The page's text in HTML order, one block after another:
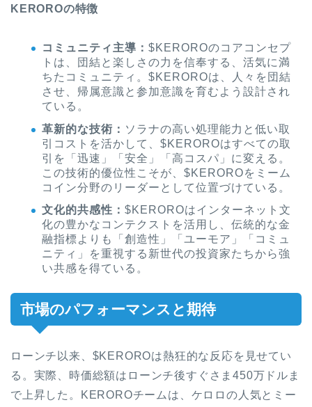
KEROROの特徴
コミュニティ主導： $KEROROのコアコンセプ
トは、団結と楽しさの力を信奉する、活気に満
ちたコミュニティ。$KEROROは、人々を団結
させ、帰属意識と参加意識を育むよう設計され
ている。
革新的な技術： ソラナの高い処理能力と低い取
引コストを活かして、$KEROROはすべての取
引を「迅速」「安全」「高コスパ」に変える。
この技術的優位性こそが、$KEROROをミーム
コイン分野のリーダーとして位置づけている。
文化的共感性： $KEROROはインターネット文
化の豊かなコンテクストを活用し、伝統的な金
融指標よりも「創造性」「ユーモア」「コミュ
ニティ」を重視する新世代の投資家たちから強
い共感を得ている。
市場のパフォーマンスと期待
ローンチ以来、$KEROROは熱狂的な反応を見せてい
る。実際、時価総額はローンチ後すぐさま450万ドルま
で上昇した。KEROROチームは、ケロロの人気とミー